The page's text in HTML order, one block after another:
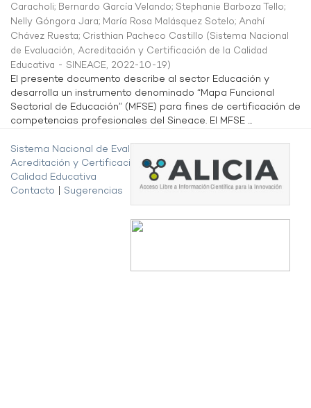
Caracholi; Bernardo García Velando; Stephanie Barboza Tello;
Nelly Góngora Jara; María Rosa Malásquez Sotelo; Anahí
Chávez Ruesta; Cristhian Pacheco Castillo (Sistema Nacional
de Evaluación, Acreditación y Certificación de la Calidad
Educativa - SINEACE, 2022-10-19)
El presente documento describe al sector Educación y
desarrolla un instrumento denominado “Mapa Funcional
Sectorial de Educación” (MFSE) para fines de certificación de
competencias profesionales del Sineace. El MFSE ...
Sistema Nacional de Evaluación,
Acreditación y Certificación de la
Calidad Educativa
Contacto
Sugerencias